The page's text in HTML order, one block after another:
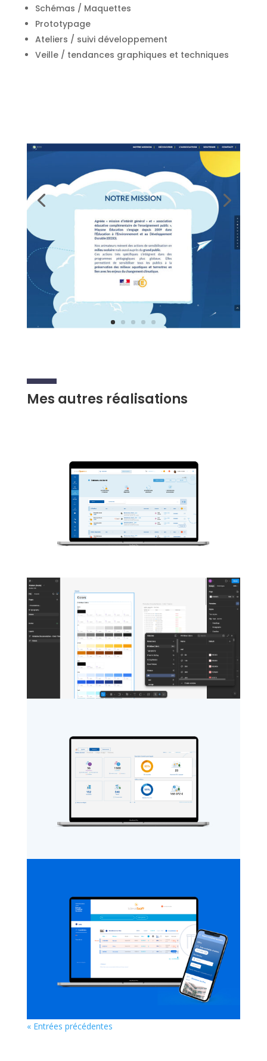
Schémas / Maquettes
Prototypage
Ateliers / suivi développement
Veille / tendances graphiques et techniques
Mes autres réalisations
« Entrées précédentes